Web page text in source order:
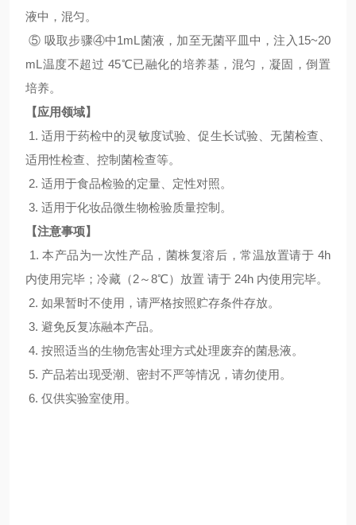
液中，混匀。
⑤ 吸取步骤④中1mL菌液，加至无菌平皿中，注入15~20
mL温度不超过 45℃已融化的培养基，混匀，凝固，倒置
培养。
【应用领域】
1. 适用于药检中的灵敏度试验、促生长试验、无菌检查、
适用性检查、控制菌检查等。
2. 适用于食品检验的定量、定性对照。
3. 适用于化妆品微生物检验质量控制。
【注意事项】
1. 本产品为一次性产品，菌株复溶后，常温放置请于 4h
内使用完毕；冷藏（2～8℃）放置 请于 24h 内使用完毕。
2. 如果暂时不使用，请严格按照贮存条件存放。
3. 避免反复冻融本产品。
4. 按照适当的生物危害处理方式处理废弃的菌悬液。
5. 产品若出现受潮、密封不严等情况，请勿使用。
6. 仅供实验室使用。